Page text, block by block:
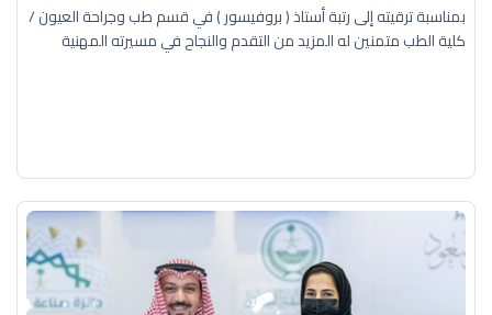
بمناسبة ترقيته إلى رتبة أستاذ ( بروفيسور ) في قسم طب وجراحة العيون /
كلية الطب متمنين له المزيد من التقدم والنجاح في مسيرته المهنية